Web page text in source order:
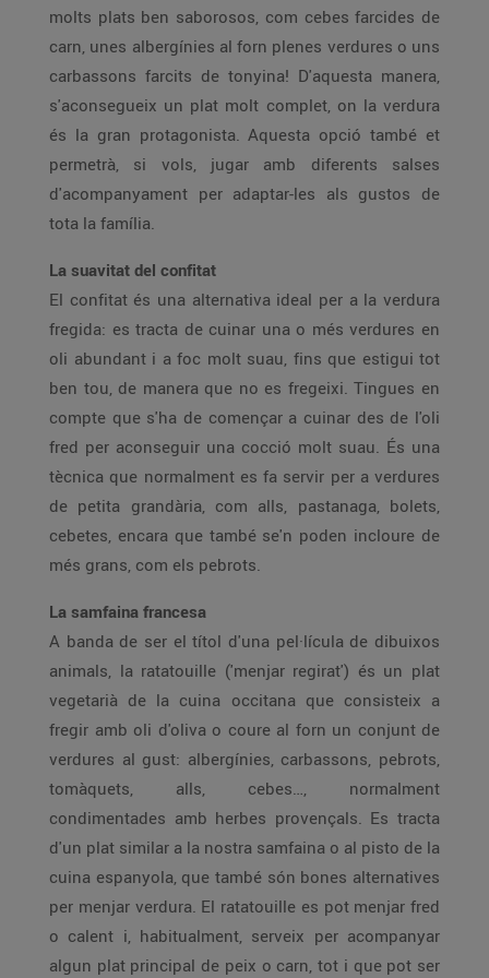
molts plats ben saborosos, com cebes farcides de
carn, unes albergínies al forn plenes verdures o uns
carbassons farcits de tonyina! D'aquesta manera,
s'aconsegueix un plat molt complet, on la verdura
és la gran protagonista. Aquesta opció també et
permetrà, si vols, jugar amb diferents salses
d'acompanyament per adaptar-les als gustos de
tota la família.
La suavitat del confitat
El confitat és una alternativa ideal per a la verdura
fregida: es tracta de cuinar una o més verdures en
oli abundant i a foc molt suau, fins que estigui tot
ben tou, de manera que no es fregeixi. Tingues en
compte que s'ha de començar a cuinar des de l'oli
fred per aconseguir una cocció molt suau. És una
tècnica que normalment es fa servir per a verdures
de petita grandària, com alls, pastanaga, bolets,
cebetes, encara que també se'n poden incloure de
més grans, com els pebrots.
La samfaina francesa
A banda de ser el títol d'una pel·lícula de dibuixos
animals, la ratatouille ('menjar regirat') és un plat
vegetarià de la cuina occitana que consisteix a
fregir amb oli d'oliva o coure al forn un conjunt de
verdures al gust: albergínies, carbassons, pebrots,
tomàquets, alls, cebes…, normalment
condimentades amb herbes provençals. Es tracta
d'un plat similar a la nostra samfaina o al pisto de la
cuina espanyola, que també són bones alternatives
per menjar verdura. El ratatouille es pot menjar fred
o calent i, habitualment, serveix per acompanyar
algun plat principal de peix o carn, tot i que pot ser